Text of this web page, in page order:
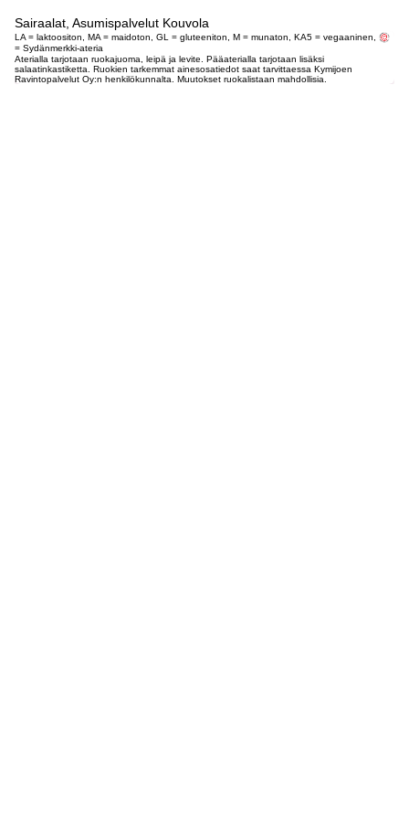
Sairaalat, Asumispalvelut Kouvola
LA = laktoositon, MA = maidoton, GL = gluteeniton, M = munaton, KA5 = vegaaninen,
= Sydänmerkki-ateria
Aterialla tarjotaan ruokajuoma, leipä ja levite. Pääaterialla tarjotaan lisäksi
salaatinkastiketta. Ruokien tarkemmat ainesosatiedot saat tarvittaessa Kymijoen
Ravintopalvelut Oy:n henkilökunnalta. Muutokset ruokalistaan mahdollisia.